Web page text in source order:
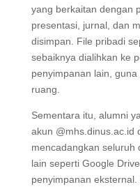
yang berkaitan dengan
presentasi, jurnal, dan
disimpan. File pribadi
sebaiknya dialihkan ke
penyimpanan lain,
ruang.
Sementara itu, alumni
akun @mhs.dinus.ac.id
mencadangkan seluruh
lain seperti Google
penyimpanan